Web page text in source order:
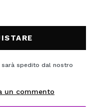
spedito dal nostro
un commento